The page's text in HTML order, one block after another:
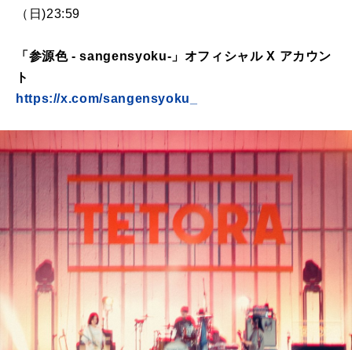
（日)23:59
「参源色 - sangensyoku-」オフィシャル X アカウン
ト
https://x.com/sangensyoku_